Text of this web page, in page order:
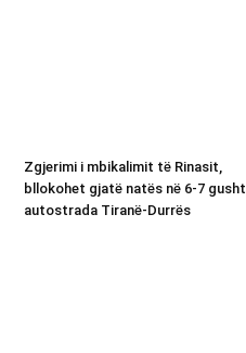
Zgjerimi i mbikalimit të Rinasit,
bllokohet gjatë natës në 6-7 gusht
autostrada Tiranë-Durrës